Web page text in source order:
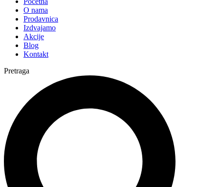
O nama
Prodavnica
Izdvajamo
Akcije
Blog
Kontakt
Pretraga